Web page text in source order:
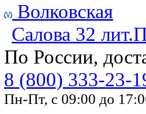
Волковская
Салова 32
По России,
8 (800) 333-23-
Пн-Пт, с 09:00 до